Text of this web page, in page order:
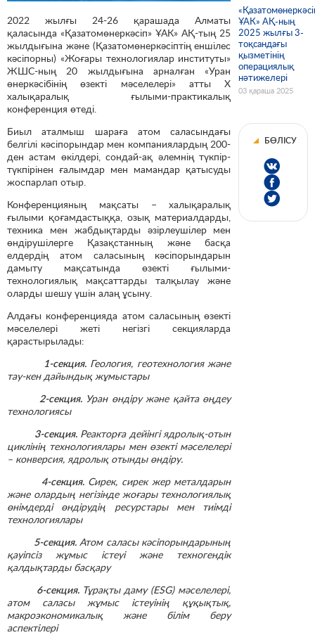
2022 жылғы 24-26 қарашада Алматы
қаласында «Қазатомөнеркәсіп» ҰАК» АҚ-тың 25
жылдығына және (Қазатомөнеркәсіптің еншілес
кәсіпорны) «Жоғары технологиялар институты»
ЖШС-ның 20 жылдығына арналған «Уран
өнеркәсібінің өзекті мәселелері» атты Х
халықаралық ғылыми-практикалық
конференция өтеді.
Биыл аталмыш шараға атом саласындағы
белгілі кәсіпорындар мен компаниялардың 200-
ден астам өкілдері, сондай-ақ әлемнің түкпір-
түкпірінен ғалымдар мен мамандар қатысуды
жоспарлап отыр.
Конференцияның мақсаты – халықаралық
ғылыми қоғамдастыққа, озық материалдарды,
техника мен жабдықтарды әзірлеушілер мен
өндірушілерге Қазақстанның және басқа
елдердің атом саласының кәсіпорындарын
дамыту мақсатында өзекті ғылыми-
технологиялық мақсаттарды талқылау және
оларды шешу үшін алаң ұсыну.
Алдағы конференцияда атом саласының өзекті
мәселелері жеті негізгі секцияларда
қарастырылады:
1-секция. Геология, геотехнология және
тау-кен дайындық жұмыстары
2-секция. Уран өндіру және қайта өңдеу
технологиясы
3-секция. Реакторға дейінгі ядролық-отын
циклінің технологиялары мен өзекті мәселелері
– конверсия, ядролық отынды өндіру.
4-секция. Сирек, сирек жер металдарын
және олардың негізінде жоғары технологиялық
өнімдерді өндірудің ресурстары мен тиімді
технологиялары
5-секция. Атом саласы кәсіпорындарының
қауіпсіз жұмыс істеуі және техногендік
қалдықтарды басқару
6-секция. Тұрақты даму (ESG) мәселелері,
атом саласы жұмыс істеуінің құқықтық,
макроэкономикалық және білім беру
аспектілері
ҰАК» АҚ-ның
2025 жылғы 3-
тоқсандағы
қызметінің
операциялық
нәтижелері
03 қараша 2025
БӨЛІСУ